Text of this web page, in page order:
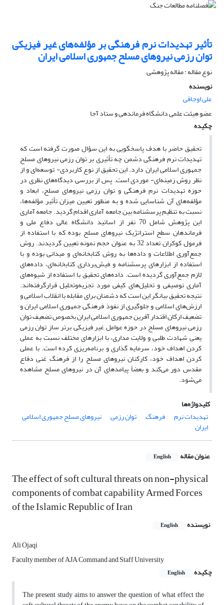
تأثیر تهدیدات نرم فرهنگی بر مؤلفه‌های غیر فیزیکی
توان رزمی نیروهای مسلح جمهوری اسلامی ایران
نوع مقاله : مقاله پژوهشی
نویسنده
علی اوجاقی
عضو هیئت علمی دانشگاه فرماندهی و ستاد آجا
چکیده
تحقیق حاضر با هدف پاسخگویی به این سؤال صورت گرفته است که
تهدیدات نرم فرهنگی دشمن چه تأثیری بر توان رزمی نیروهای مسلح
جمهوری اسلامی ایران دارد. این تحقیق از نوع کاربردی- توسعه‌ای و از
نظر روش زمینه‌ای- موردی است. پس از بررسی دیدگاه‌های نظری در
حوزه تهدیدات نرم فرهنگی و توان رزمی نیروهای مسلح، ابعاد و
مؤلفه‌های آن شناسایی شده و به منظور تعیین میزان تأثیر مؤلفه‌ها،
نسبت به تنظیم پرسشنامه بین جامعه آماری اقدام گردید. جامعه آماری
این پژوهش شامل 70 نفر از اساتید دانشگاه عالی دفاع ملی و
فرماندهان سطح استراتژیک نیروهای مسلح بوده که با استفاده از
فرمول کوکران تعداد 32 به عنوان حجم نمونه تعیین گردیدند. روش
جمع‌آوری اطلاعات و داده‌ها به روش کتابخانه‌ای و میدانی بوده و با
استفاده از ابزارهای پرسشنامه و فیش‌برداری کتابخانه‌ای، داده‌های
لازم جمع‌آوری گردیده است. داده‌های تحقیق با استفاده از شیوه‌های
آماری توصیفی و تحلیل‌های کیفی مورد تجزیه‌وتحلیل قرارگرفته‌اند.
نتیجه تحقیق بیانگر این است که دشمنان برای مقابله با انقلاب اسلامی و
ارزش‌های اسلامی و جلوگیری از نفوذ فرهنگی جمهوری اسلامی ایران و
تضعیف ارکان اقتدار آفرین جمهوری اسلامی ایران بخصوص تضعیف توان
رزمی نیروهای مسلح در حوزه عوامل غیر فیزیکی برتر ساز توان رزمی
یعنی شهادت طلبی و ولایت مداری، با ابزارهای مختلف نسبت به عملی
کردن اهداف خود، سرمایه گذاری و برنامه‌ریزی کرده است. با عملی
کردن اهداف خود، کارکنان نیروهای مسلح را از فرهنگ غنی دفاع
مقدس دور می‌کند و بعضاً پیامدهای آن در نیروهای مسلح مشاهده
می‌شود.
کلیدواژه‌ها
تهدیدات نرم
فرهنگ توان رزمی نیروهای مسلح جمهوری اسلامی
ایران
عنوان مقاله English
The effect of soft cultural threats on non-physical
components of combat capability Armed Forces
of the Islamic Republic of Iran
نویسنده English
Ali Ojaqi
Faculty member of AJA Command and Staff University
چکیده
English
The present study aims to answer the question of what effect the